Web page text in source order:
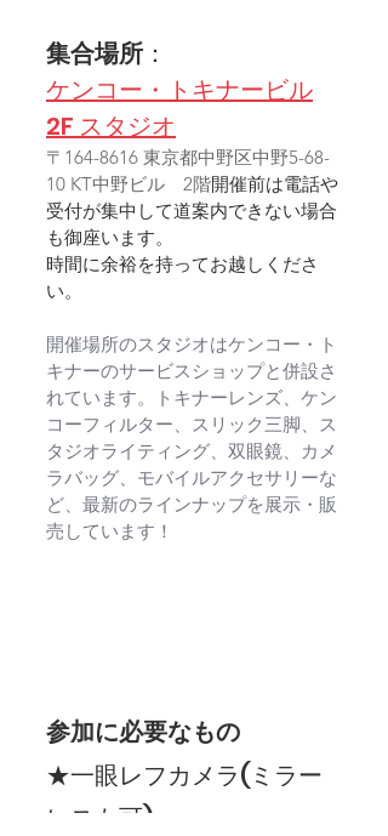
集合場所 ：
ケンコー・トキナービル
2F スタジオ
〒164-8616 東京都中野区中野5-68-
10 KT中野ビル　2階開催前は電話や
受付が集中して道案内できない場合
も御座います。
時間に余裕を持ってお越しくださ
い。
開催場所のスタジオはケンコー・ト
キナーのサービスショップと併設さ
れています。トキナーレンズ、ケン
コーフィルター、スリック三脚、ス
タジオライティング、双眼鏡、カメ
ラバッグ、モバイルアクセサリーな
ど、最新のラインナップを展示・販
売しています！
参加に必要なもの
★一眼レフカメラ(ミラー
レスも可)